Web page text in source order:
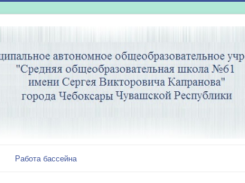
Работа бассейна